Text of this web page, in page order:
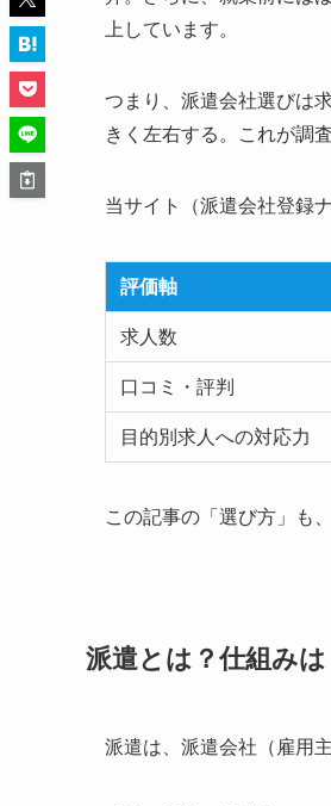
上しています。
つまり、派遣会社選びは
きく左右する。これが調
当サイト（派遣会社登録
評価軸
求人数
口コミ・評判
目的別求人への対応力
この記事の「選び方」も
派遣とは？仕組みは
派遣は、派遣会社（雇用